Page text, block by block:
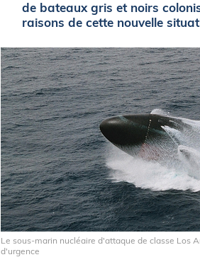
de bateaux gris et noirs
raisons de cette nouvelle
Le sous-marin nucléaire d'attaque de classe Los
d'urgence